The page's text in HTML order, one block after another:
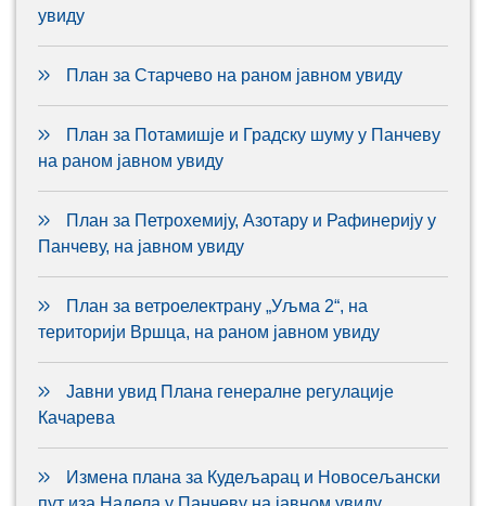
увиду
План за Старчево на раном јавном увиду
План за Потамишје и Градску шуму у Панчеву
на раном јавном увиду
План за Петрохемију, Азотару и Рафинерију у
Панчеву, на јавном увиду
План за ветроелектрану „Уљма 2“, на
територији Вршца, на раном јавном увиду
Јавни увид Плана генералне регулације
Качарева
Измена плана за Кудељарац и Новосељански